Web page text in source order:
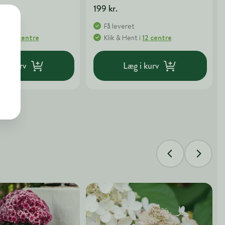
12 centre
i kurv
199 kr.
Få leveret
Klik & Hent i 12 centre
Læg i kurv